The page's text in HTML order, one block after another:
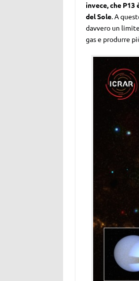
invece, che
del Sole. A
davvero un
gas e produrre